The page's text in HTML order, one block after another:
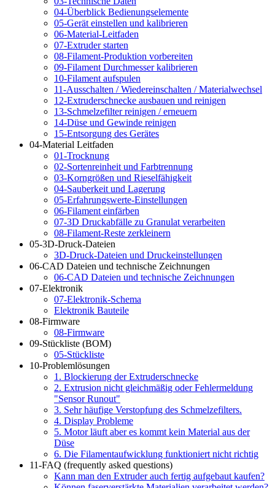
04-Überblick Bedienungselemente
05-Gerät einstellen und kalibrieren
06-Material-Leitfaden
07-Extruder starten
08-Filament-Produktion vorbereiten
09-Filament Durchmesser kalibrieren
10-Filament aufspulen
11-Ausschalten / Wiedereinschalten / Materialwechsel
12-Extruderschnecke ausbauen und reinigen
13-Schmelzefilter reinigen / erneuern
14-Düse und Gewinde reinigen
15-Entsorgung des Gerätes
04-Material Leitfaden
01-Trocknung
02-Sortenreinheit und Farbtrennung
03-Korngrößen und Rieselfähigkeit
04-Sauberkeit und Lagerung
05-Erfahrungswerte-Einstellungen
06-Filament einfärben
07-3D Druckabfälle zu Granulat verarbeiten
08-Filament-Reste zerkleinern
05-3D-Druck-Dateien
3D-Druck-Dateien und Druckeinstellungen
06-CAD Dateien und technische Zeichnungen
06-CAD Dateien und technische Zeichnungen
07-Elektronik
07-Elektronik-Schema
Elektronik Bauteile
08-Firmware
08-Firmware
09-Stückliste (BOM)
05-Stückliste
10-Problemlösungen
1. Blockierung der Extruderschnecke
2. Extrusion nicht gleichmäßig oder Fehlermeldung
"Sensor Runout"
3. Sehr häufige Verstopfung des Schmelzefilters.
4. Display Probleme
5. Motor läuft aber es kommt kein Material aus der
Düse
6. Die Filamentaufwicklung funktioniert nicht richtig
11-FAQ (frequently asked questions)
Kann man den Extruder auch fertig aufgebaut kaufen?